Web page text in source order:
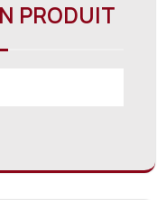
PRODUIT